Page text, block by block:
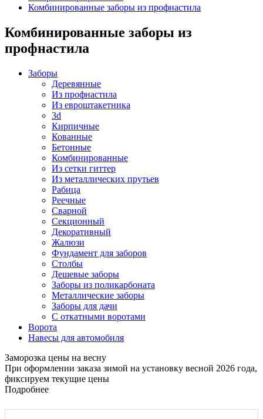
Комбинированные заборы из профнастила
Комбинированные заборы из
профнастила
Заборы
Деревянные
Из профнастила
Из евроштакетника
3d
Кирпичные
Кованные
Бетонные
Комбинированные
Из сетки гиттер
Из металлических прутьев
Рабица
Реечные
Сварной
Секционный
Декоративный
Жалюзи
Фундамент для заборов
Столбы
Дешевые заборы
Заборы из поликарбоната
Металлические заборы
Заборы для дачи
С откатными воротами
Ворота
Навесы для автомобиля
Заморозка цены на весну
При оформлении заказа зимой на установку весной 2026 года,
фиксируем текущие цены
Подробнее